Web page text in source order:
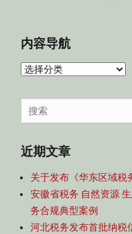
内容导航
内
导
航
Search
for:
近期文章
关于发布《华东区域税
安徽省税务 自然资源
务合规典型案例
河北税务发布首批纳税